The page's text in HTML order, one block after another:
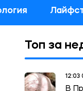
Топ за
12:03
В